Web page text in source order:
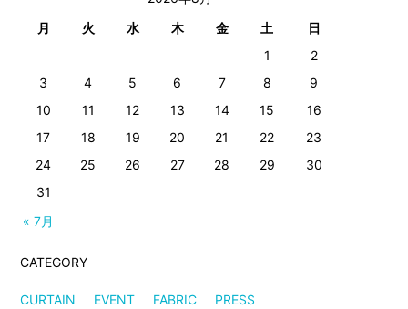
月
火 水 木 金 土 日
« 7月
1
2
3
4 5 6 7 8
9
10
11 12 13 14 15
16
17
18 19 20 21 22
23
24
25 26 27 28 29
30
31
CATEGORY
CURTAIN EVENT FABRIC
PRESS